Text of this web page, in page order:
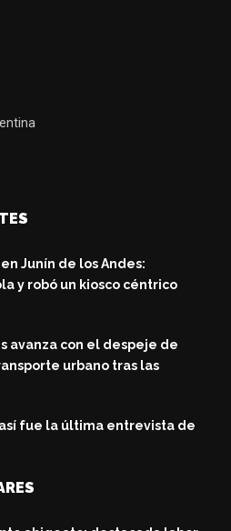
Junín de los Andes:
y robó un kiosco céntrico
avanza con el despeje de
urbano tras las
fue la última entrevista de